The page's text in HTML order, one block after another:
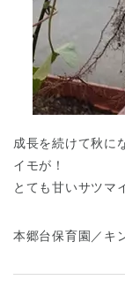
成長を続けて秋に
イモが！
とても甘いサツマ
本郷台保育園／